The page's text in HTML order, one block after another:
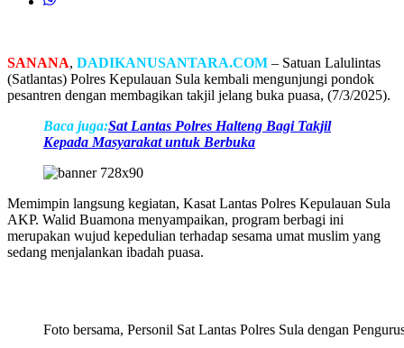
SANANA, DADIKANUSANTARA.COM – Satuan Lalulintas
(Satlantas) Polres Kepulauan Sula kembali mengunjungi pondok
pesantren dengan membagikan takjil jelang buka puasa, (7/3/2025).
Baca juga:Sat Lantas Polres Halteng Bagi Takjil
Kepada Masyarakat untuk Berbuka
Memimpin langsung kegiatan, Kasat Lantas Polres Kepulauan Sula
AKP. Walid Buamona menyampaikan, program berbagi ini
merupakan wujud kepedulian terhadap sesama umat muslim yang
sedang menjalankan ibadah puasa.
Foto bersama, Personil Sat Lantas Polres Sula dengan